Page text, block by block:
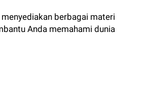
berbagai materi
Anda memahami dunia